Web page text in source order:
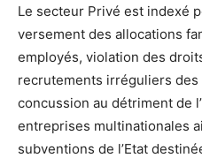
Le secteur Privé est indexé
versement des allocations
employés, violation des
recrutements irréguliers
concussion au détriment de
entreprises multinationales
subventions de l’Etat